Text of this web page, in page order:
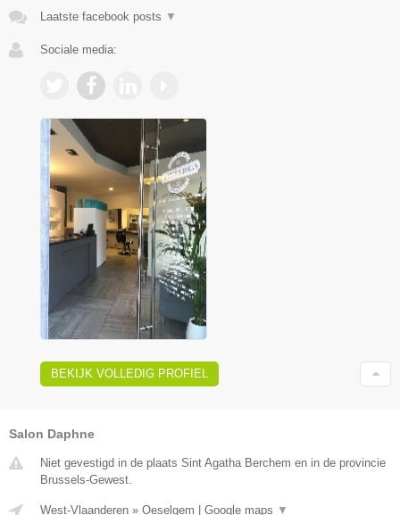
Laatste facebook posts ▼
Sociale media:
BEKIJK VOLLEDIG PROFIEL
Salon Daphne
Niet gevestigd in de plaats Sint Agatha Berchem en in de provincie
Brussels-Gewest.
West-Vlaanderen » Oeselgem Google maps ▼